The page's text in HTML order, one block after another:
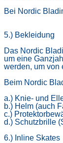
Bei Nordic
5.) Bekleidung
Das Nordic
um eine
werden, um von
Beim Nordic
a.) Knie- und
b.) Helm (auch
c.)
d.) Schutzbrille
6.) Inline Skates